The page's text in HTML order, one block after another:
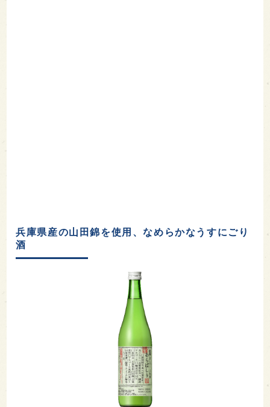
兵庫県産の山田錦を使用、なめらかなうすにごり
酒